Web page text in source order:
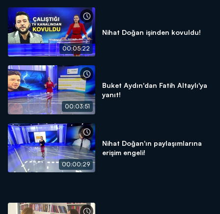
00:05:22
Nihat Doğan işinden kovuldu!
00:03:51
Buket Aydın'dan Fatih Altaylı'ya
yanıt!
00:00:29
Nihat Doğan'ın paylaşımlarına
erişim engeli!